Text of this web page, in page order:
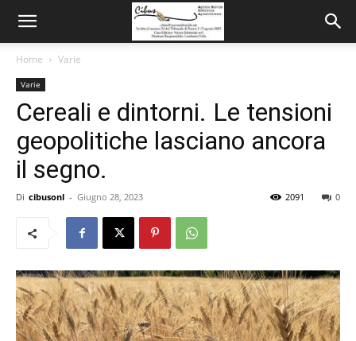
Home Varie
Varie
Cereali e dintorni. Le tensioni
geopolitiche lasciano ancora
il segno.
Di cibusonl - Giugno 28, 2023 0
2091